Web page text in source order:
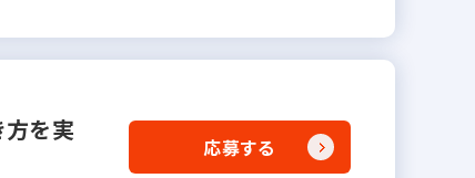
を実
応募する